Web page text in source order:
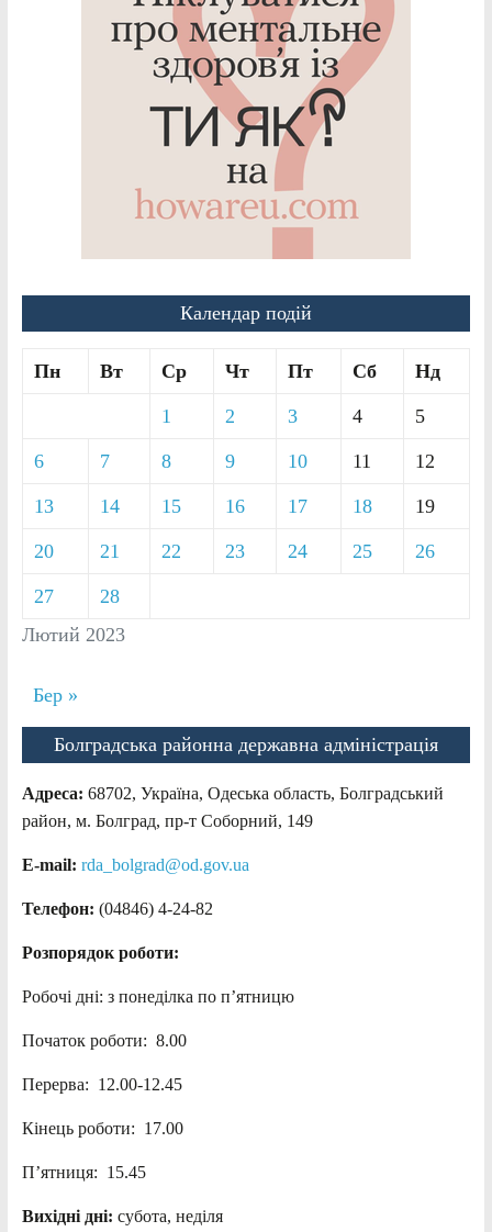
Календар подій
Лютий 2023
Пн Вт Ср Чт Пт Сб Нд
1 2 3 4 5
6 7 8 9 10 11 12
13 14 15 16 17 18 19
20 21 22 23 24 25 26
27 28
Бер »
Болградська районна державна адміністрація
Адреса: 68702, Україна, Одеська область, Болградський
район, м. Болград, пр-т Соборний, 149
E-mail: rda_bolgrad@od.gov.ua
Телефон: (04846) 4-24-82
Розпорядок роботи:
Робочі дні: з понеділка по п’ятницю
Початок роботи: 8.00
Перерва: 12.00-12.45
Кінець роботи: 17.00
П’ятниця: 15.45
Вихідні дні: субота, неділя